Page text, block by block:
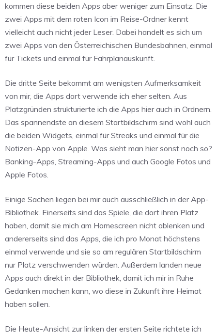
kommen diese beiden Apps aber weniger zum Einsatz. Die
zwei Apps mit dem roten Icon im Reise-Ordner kennt
vielleicht auch nicht jeder Leser. Dabei handelt es sich um
zwei Apps von den Österreichischen Bundesbahnen, einmal
für Tickets und einmal für Fahrplanauskunft.
Die dritte Seite bekommt am wenigsten Aufmerksamkeit
von mir, die Apps dort verwende ich eher selten. Aus
Platzgründen strukturierte ich die Apps hier auch in Ordnern.
Das spannendste an diesem Startbildschirm sind wohl auch
die beiden Widgets, einmal für Streaks und einmal für die
Notizen-App von Apple. Was sieht man hier sonst noch so?
Banking-Apps, Streaming-Apps und auch Google Fotos und
Apple Fotos.
Einige Sachen liegen bei mir auch ausschließlich in der App-
Bibliothek. Einerseits sind das Spiele, die dort ihren Platz
haben, damit sie mich am Homescreen nicht ablenken und
andererseits sind das Apps, die ich pro Monat höchstens
einmal verwende und sie so am regulären Startbildschirm
nur Platz verschwenden würden. Außerdem landen neue
Apps auch direkt in der Bibliothek, damit ich mir in Ruhe
Gedanken machen kann, wo diese in Zukunft ihre Heimat
haben sollen.
Die Heute-Ansicht zur linken der ersten Seite richtete ich